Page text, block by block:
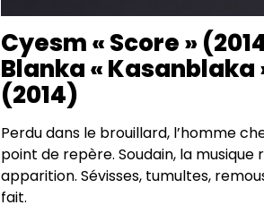
Cyesm « Score »
Blanka « Kasanblaka
(2014)
Perdu dans le brouillard, l’homme
point de repère. Soudain, la musique
apparition. Sévisses, tumultes,
fait.